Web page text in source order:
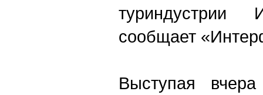
сообщает
Выступая